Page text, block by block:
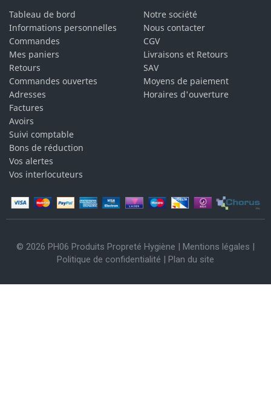
Tableau de bord
Informations personnelles
Commandes
Mes paniers
Retours
Commandes ouvertes
Adresses
Factures
Avoirs
Suivi comptable
Bons de réduction
Vos alertes
Vos interlocuteurs
Notre société
Nous contacter
CGV
Livraisons et Retours
SAV
Moyens de paiement
Horaires d'ouverture
© 2026 PH06 Produits Propreté Hygiène | Mentions légales |
Politique de confidentialité | Plan du site